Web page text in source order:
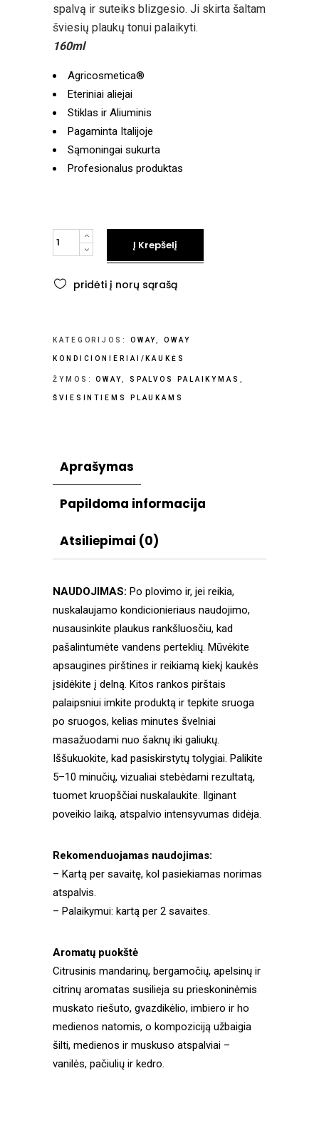
spalvą ir suteiks blizgesio. Ji skirta šaltam
šviesių plaukų tonui palaikyti.
160ml
Agricosmetica®
Eteriniai aliejai
Stiklas ir Aliuminis
Pagaminta Italijoje
Sąmoningai sukurta
Profesionalus produktas
kiekis
Į Krepšelį
pridėti į norų sąrašą
KATEGORIJOS: OWAY,OWAY
KONDICIONIERIAI/KAUKĖS
ŽYMOS:OWAY, SPALVOS PALAIKYMAS ,
ŠVIESINTIEMS PLAUKAMS
Aprašymas
Papildoma informacija
Atsiliepimai (0)
NAUDOJIMAS: Po plovimo ir, jei reikia,
nuskalaujamo kondicionieriaus naudojimo,
nusausinkite plaukus rankšluosčiu, kad
pašalintumėte vandens perteklių. Mūvėkite
apsaugines pirštines ir reikiamą kiekį kaukės
įsidėkite į delną. Kitos rankos pirštais
palaipsniui imkite produktą ir tepkite sruoga
po sruogos, kelias minutes švelniai
masažuodami nuo šaknų iki galiukų.
Iššukuokite, kad pasiskirstytų tolygiai. Palikite
5–10 minučių, vizualiai stebėdami rezultatą,
tuomet kruopščiai nuskalaukite. Ilginant
poveikio laiką, atspalvio intensyvumas didėja.
Rekomenduojamas naudojimas:
– Kartą per savaitę, kol pasiekiamas norimas
atspalvis.
– Palaikymui: kartą per 2 savaites.
Aromatų puokštė
Citrusinis mandarinų, bergamočių, apelsinų ir
citrinų aromatas susilieja su prieskoninėmis
muskato riešuto, gvazdikėlio, imbiero ir ho
medienos natomis, o kompoziciją užbaigia
šilti, medienos ir muskuso atspalviai –
vanilės, pačiulių ir kedro.